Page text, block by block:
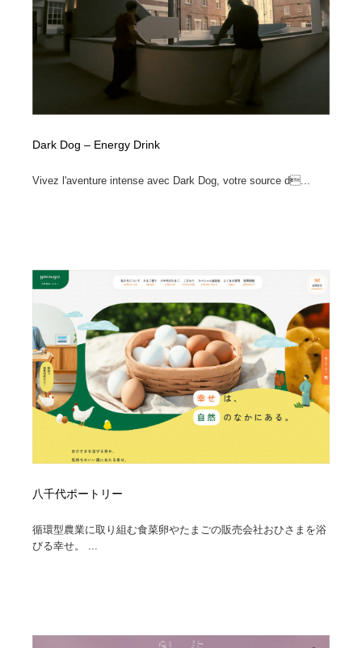
Dark Dog – Energy Drink
Vivez l'aventure intense avec Dark Dog, votre source d...
八千代ポートリー
循環型農業に取り組む食菜卵やたまごの販売会社おひさまを浴
びる幸せ。 ...